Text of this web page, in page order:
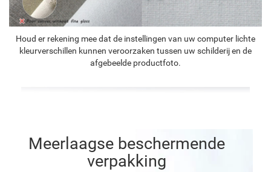
Houd er rekening mee dat de instellingen van uw computer lichte
kleurverschillen kunnen veroorzaken tussen uw schilderij en de
afgebeelde productfoto.
Meerlaagse beschermende
verpakking